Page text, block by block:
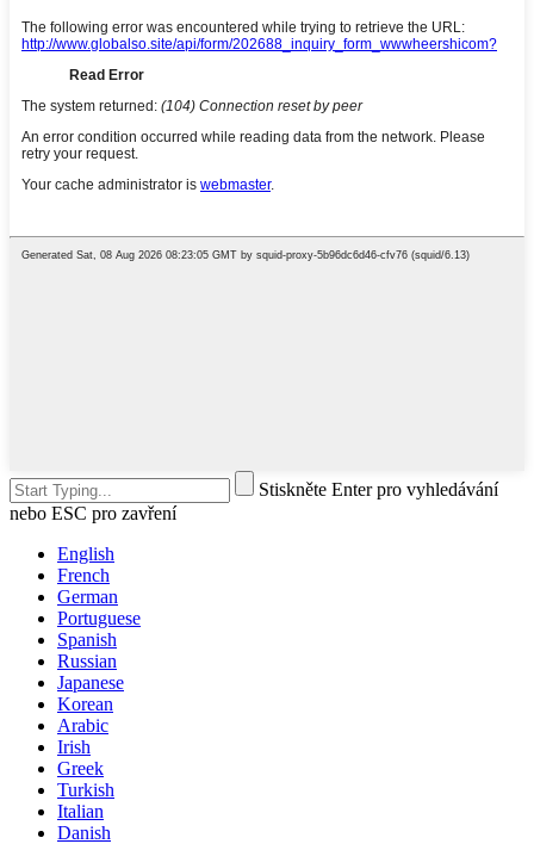
Stiskněte Enter pro vyhledávání
nebo ESC pro zavření
English
French
German
Portuguese
Spanish
Russian
Japanese
Korean
Arabic
Irish
Greek
Turkish
Italian
Danish